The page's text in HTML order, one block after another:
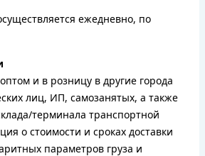
ежедневно, по
и в розницу в другие города
лиц, ИП, самозанятых, а также
терминала транспортной
о стоимости и сроках доставки
параметров груза и